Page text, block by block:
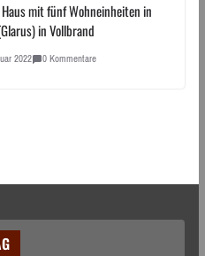
mit fünf Wohneinheiten in
in Vollbrand
2022 0 Kommentare